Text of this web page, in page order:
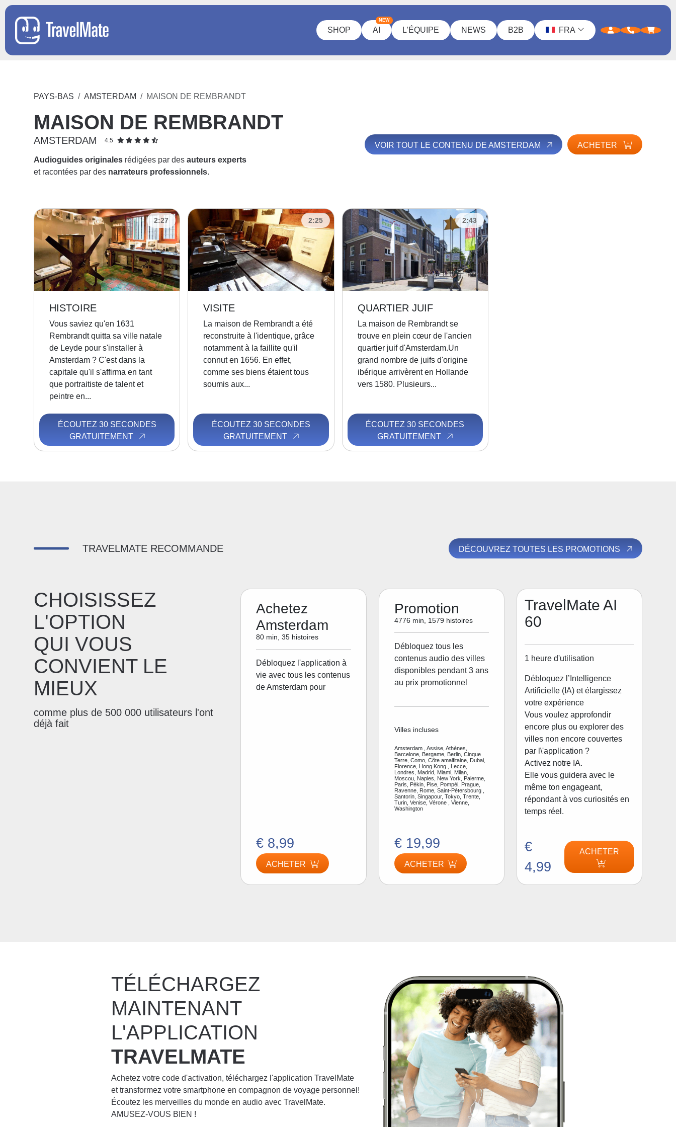
SHOP AI
NEW
L’ÉQUIPE NEWS B2B FRA
PAYS-BAS AMSTERDAM MAISON DE REMBRANDT
MAISON DE REMBRANDT
AMSTERDAM 4.5
Audioguides originales rédigées par desauteurs experts
et racontées par des narrateurs professionnels.
VOIR TOUT LE CONTENU DE AMSTERDAM ACHETER
2:27
HISTOIRE
Vous saviez qu'en 1631
Rembrandt quitta sa ville natale
de Leyde pour s'installer à
Amsterdam ? C'est dans la
capitale qu'il s'affirma en tant
que portraitiste de talent et
peintre en...
ÉCOUTEZ 30 SECONDES
GRATUITEMENT
2:25
VISITE
La maison de Rembrandt a été
reconstruite à l'identique, grâce
notamment à la faillite qu'il
connut en 1656. En effet,
comme ses biens étaient tous
soumis aux...
ÉCOUTEZ 30 SECONDES
GRATUITEMENT
2:43
QUARTIER JUIF
La maison de Rembrandt se
trouve en plein cœur de l'ancien
quartier juif d'Amsterdam.Un
grand nombre de juifs d'origine
ibérique arrivèrent en Hollande
vers 1580. Plusieurs...
ÉCOUTEZ 30 SECONDES
GRATUITEMENT
TRAVELMATE RECOMMANDE DÉCOUVREZ TOUTES LES PROMOTIONS
CHOISISSEZ
L'OPTION
QUI VOUS
CONVIENT LE
MIEUX
comme plus de 500 000 utilisateurs l'ont
déjà fait
Achetez
Amsterdam
80 min, 35 histoires
Débloquez l'application à
vie avec tous les contenus
de Amsterdam pour
€ 8,99
ACHETER
Promotion
4776 min, 1579 histoires
Débloquez tous les
contenus audio des villes
disponibles pendant 3 ans
au prix promotionnel
Villes incluses
Amsterdam , Assise, Athènes,
Barcelone, Bergame, Berlin, Cinque
Terre, Como, Côte amalfitaine, Dubai,
Florence, Hong Kong , Lecce,
Londres, Madrid, Miami, Milan,
Moscou, Naples, New York, Palerme,
Paris, Pékin, Pise, Pompéi, Prague,
Ravenne, Rome, Saint-Pétersbourg ,
Santorin, Singapour, Tokyo, Trente,
Turin, Venise, Vérone , Vienne,
Washington
€ 19,99
ACHETER
TravelMate AI
60
1 heure d'utilisation
Débloquez l’Intelligence
Artificielle (IA) et élargissez
votre expérience
Vous voulez approfondir
encore plus ou explorer des
villes non encore couvertes
par l\'application ?
Activez notre IA.
Elle vous guidera avec le
même ton engageant,
répondant à vos curiosités en
temps réel.
€
4,99
ACHETER
TÉLÉCHARGEZ
MAINTENANT
L'APPLICATION
TRAVELMATE
Achetez votre code d'activation, téléchargez l'application TravelMate
et transformez votre smartphone en compagnon de voyage personnel!
Écoutez les merveilles du monde en audio avec TravelMate.
AMUSEZ-VOUS BIEN !